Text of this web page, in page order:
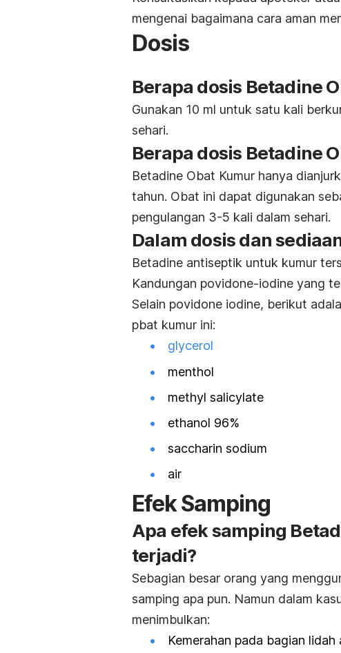
mengenai bagaimana cara aman
Dosis
Berapa dosis Betadine
Gunakan 10 ml untuk satu kali
sehari.
Berapa dosis Betadine
Betadine Obat Kumur hanya
tahun. Obat ini dapat digunakan
pengulangan 3-5 kali dalam sehari.
Dalam dosis dan
Betadine antiseptik untuk kumur
Kandungan povidone-iodine yang
Selain povidone iodine, berikut
pbat kumur ini:
glycerol
menthol
methyl salicylate
ethanol 96%
saccharin sodium
air
Efek Samping
Apa efek samping
terjadi?
Sebagian besar orang yang
samping apa pun. Namun dalam
menimbulkan:
Kemerahan pada bagian lidah